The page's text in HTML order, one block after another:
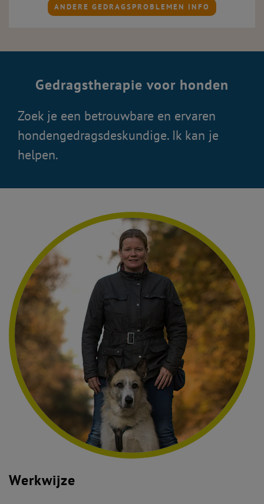
ANDERE GEDRAGSPROBLEMEN INFO
Gedragstherapie voor honden
Zoek je een betrouwbare en ervaren
hondengedragsdeskundige. Ik kan je
helpen.
Werkwijze